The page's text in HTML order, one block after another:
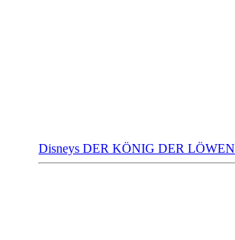
Disneys DER KÖNIG DER LÖWEN